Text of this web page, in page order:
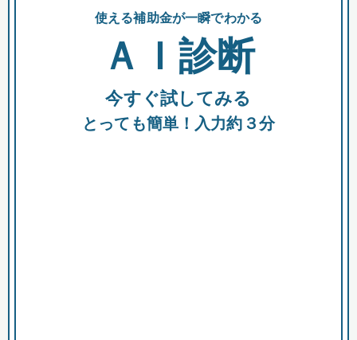
全国の検索結果を含めて表示
助成金 融資 出資
使える補助金が一瞬でわかる
ＡＩ診断
今すぐ試してみる
とっても簡単！入力約３分